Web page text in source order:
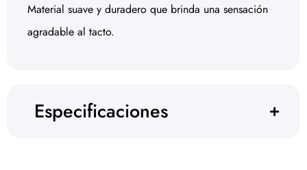
Material suave y duradero que brinda una sensación
agradable al tacto.
Especificaciones